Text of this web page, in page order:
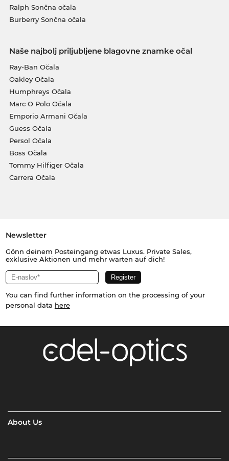
Ralph Sončna očala
Burberry Sončna očala
Naše najbolj priljubljene blagovne znamke očal
Ray-Ban Očala
Oakley Očala
Humphreys Očala
Marc O Polo Očala
Emporio Armani Očala
Guess Očala
Persol Očala
Boss Očala
Tommy Hilfiger Očala
Carrera Očala
Newsletter
Gönn deinem Posteingang etwas Luxus. Private Sales,
exklusive Aktionen und mehr warten auf dich!
You can find further information on the processing of your
personal data here
About Us